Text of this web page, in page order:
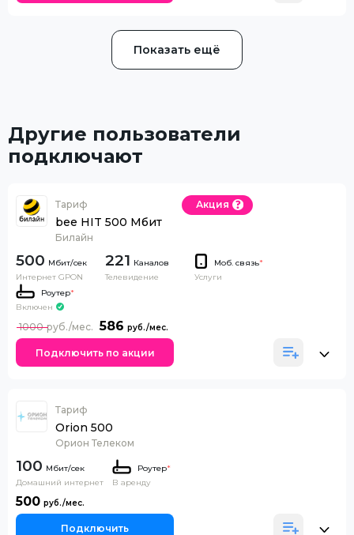
Показать ещё
Другие пользователи
подключают
Тариф
bee HIT 500 Мбит
Билайн
Акция
500
Интернет GPON
221 Каналов
Телевидение
Моб. связь*
Услуги
Роутер*
Включен
586
1000
Подключить по акции
Тариф
Orion 500
Орион Телеком
100
Домашний интернет
Роутер*
В аренду
500
Подключить